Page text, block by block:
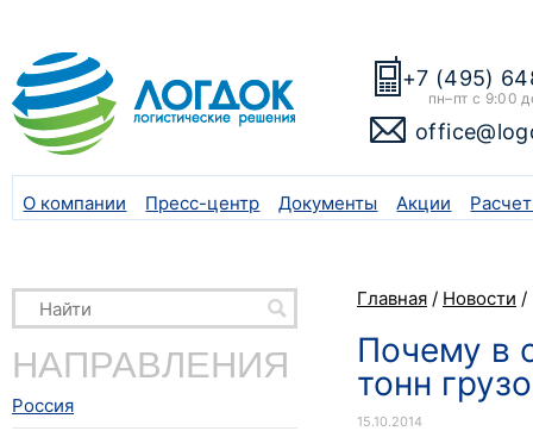
+7 (495)
пн–пт с 9:00
О компании Пресс-центр Документы Акции
НАПРАВЛЕНИЯ
Россия
Главная / Новости /
Почему в
тонн
15.10.2014